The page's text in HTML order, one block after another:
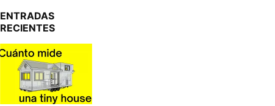
ENTRADAS
RECIENTES